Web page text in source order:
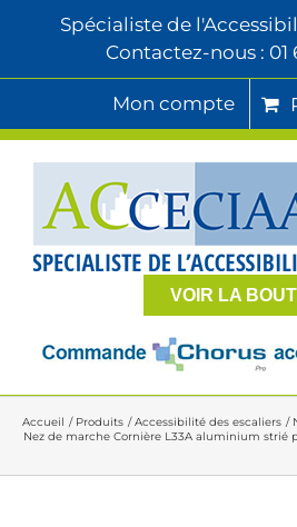
Spécialiste de
Contactez-nous : 01
Mon compte
VOIR LA
Accueil Produits Accessibilité des escaliers
Nez de marche Cornière L33A aluminium strié